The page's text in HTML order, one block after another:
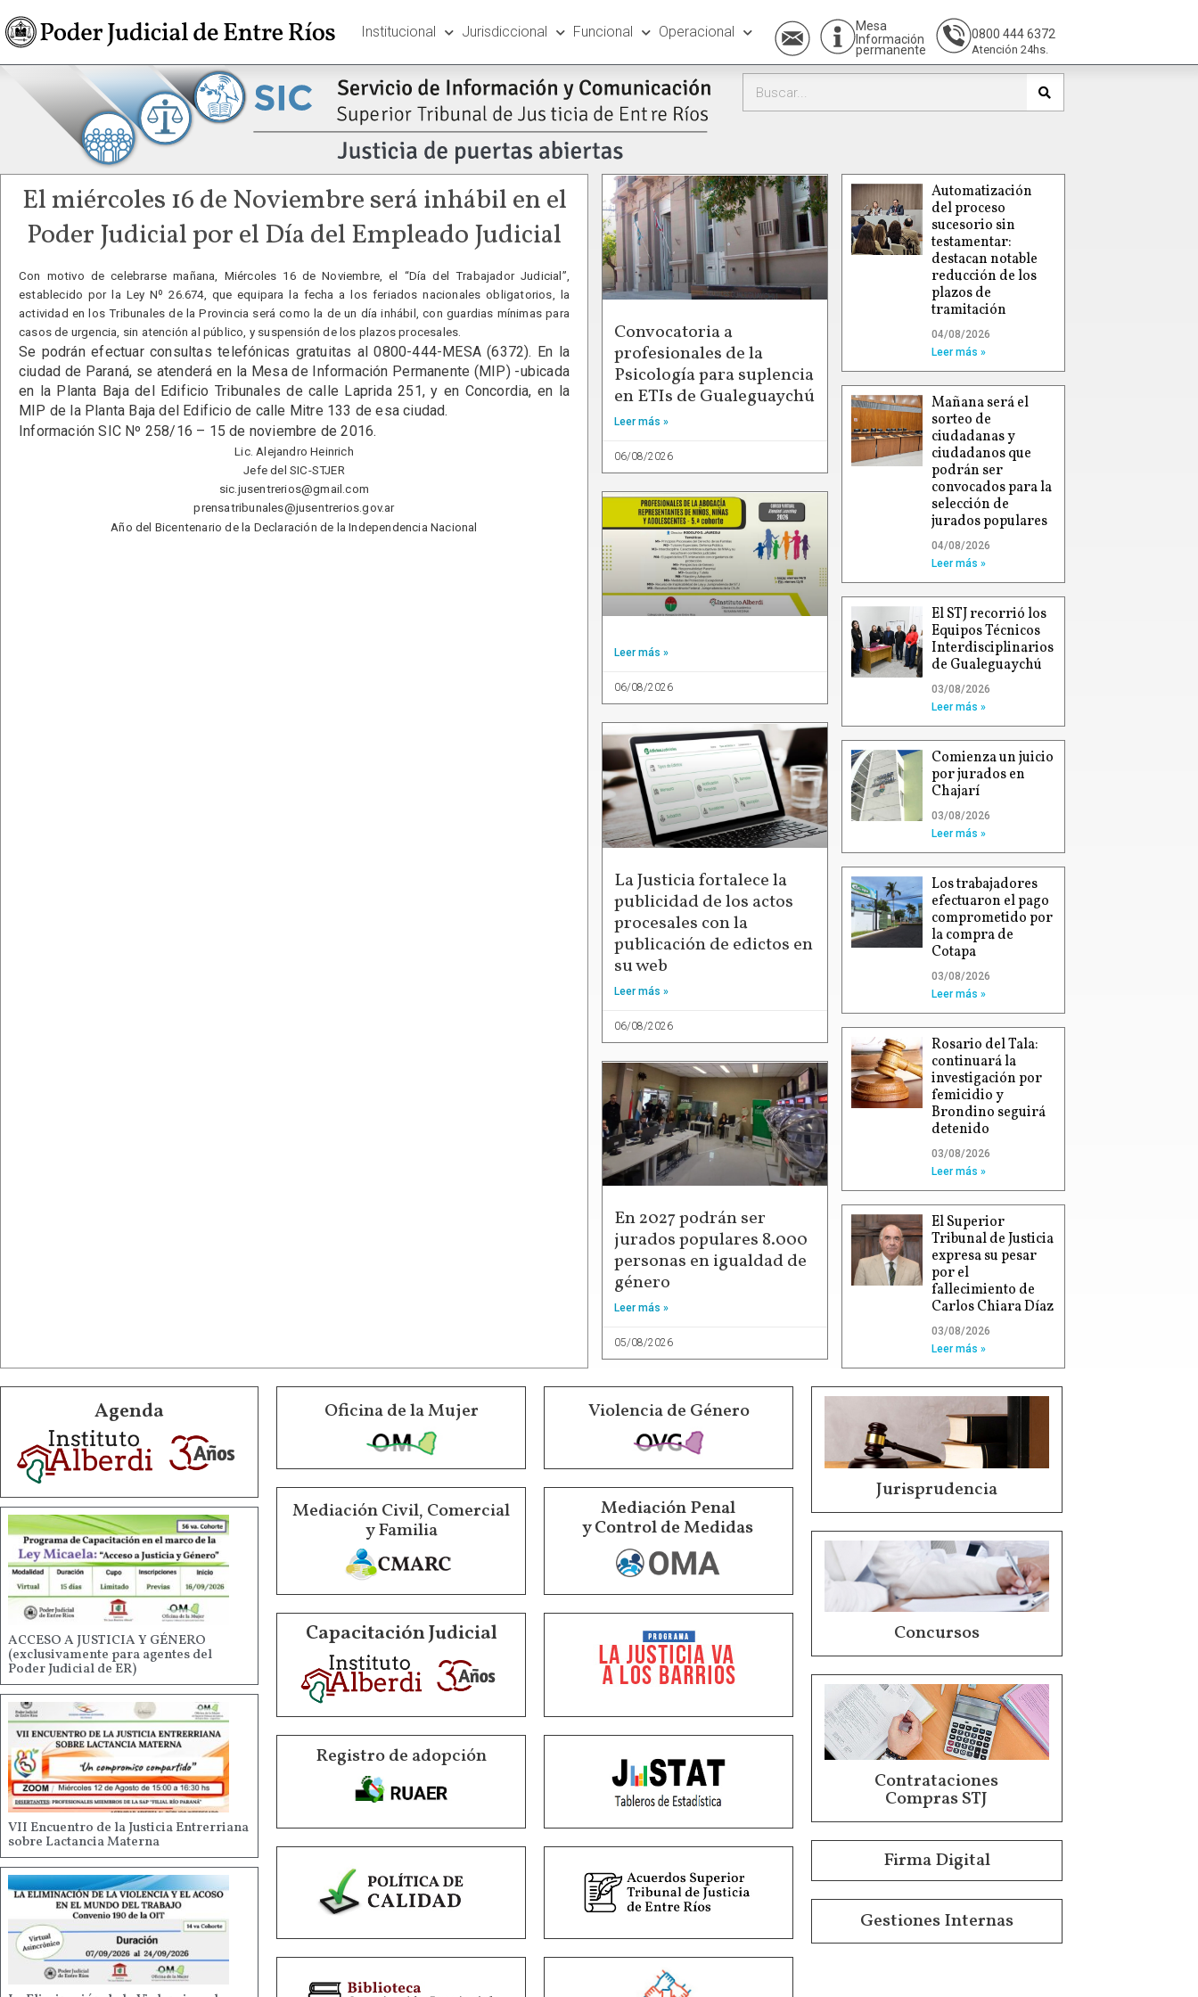
Institucional Jurisdiccional Funcional Operacional
Mesa
Información
permanente
0800 444 6372
Atención 24hs.
El miércoles 16 de Noviembre será inhábil en el
Poder Judicial por el Día del Empleado Judicial
Con motivo de celebrarse mañana, Miércoles 16 de Noviembre, el “Día del Trabajador Judicial”,
establecido por la Ley Nº 26.674, que equipara la fecha a los feriados nacionales obligatorios, la
actividad en los Tribunales de la Provincia será como la de un día inhábil, con guardias mínimas para
casos de urgencia, sin atención al público, y suspensión de los plazos procesales.
Se podrán efectuar consultas telefónicas gratuitas al 0800-444-MESA (6372). En la
ciudad de Paraná, se atenderá en la Mesa de Información Permanente (MIP) -ubicada
en la Planta Baja del Edificio Tribunales de calle Laprida 251, y en Concordia, en la
MIP de la Planta Baja del Edificio de calle Mitre 133 de esa ciudad.
Información SIC Nº 258/16 – 15 de noviembre de 2016.
Lic. Alejandro Heinrich
Jefe del SIC-STJER
sic.jusentrerios@gmail.com
prensatribunales@jusentrerios.gov.ar
Año del Bicentenario de la Declaración de la Independencia Nacional
Convocatoria a
profesionales de la
Psicología para suplencia
en ETIs de Gualeguaychú
Leer más »
06/08/2026
Leer más »
06/08/2026
La Justicia fortalece la
publicidad de los actos
procesales con la
publicación de edictos en
su web
Leer más »
06/08/2026
En 2027 podrán ser
jurados populares 8.000
personas en igualdad de
género
Leer más »
05/08/2026
Automatización
del proceso
sucesorio sin
testamentar:
destacan notable
reducción de los
plazos de
tramitación
04/08/2026
Leer más »
Mañana será el
sorteo de
ciudadanas y
ciudadanos que
podrán ser
convocados para la
selección de
jurados populares
04/08/2026
Leer más »
El STJ recorrió los
Equipos Técnicos
Interdisciplinarios
de Gualeguaychú
03/08/2026
Leer más »
Comienza un juicio
por jurados en
Chajarí
03/08/2026
Leer más »
Los trabajadores
efectuaron el pago
comprometido por
la compra de
Cotapa
03/08/2026
Leer más »
Rosario del Tala:
continuará la
investigación por
femicidio y
Brondino seguirá
detenido
03/08/2026
Leer más »
El Superior
Tribunal de Justicia
expresa su pesar
por el
fallecimiento de
Carlos Chiara Díaz
03/08/2026
Leer más »
Agenda
ACCESO A JUSTICIA Y GÉNERO
(exclusivamente para agentes del
Poder Judicial de ER)
VII Encuentro de la Justicia Entrerriana
sobre Lactancia Materna
Oficina de la Mujer Violencia de Género
Mediación Civil, Comercial
y Familia
Mediación Penal
y Control de Medidas
Capacitación Judicial
Registro de adopción
Jurisprudencia
Concursos
Contrataciones
Compras STJ
Firma Digital
Gestiones Internas